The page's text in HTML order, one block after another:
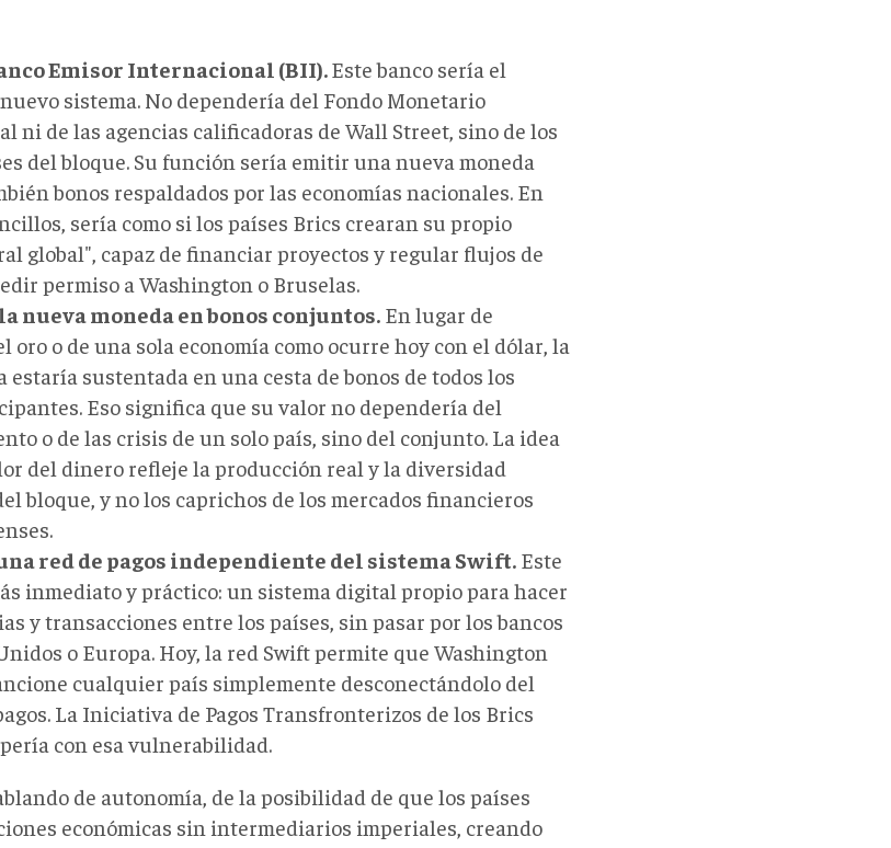
Emisor Internacional (BII).Este banco sería el
sistema. No dependería del Fondo Monetario
ni de las agencias calificadoras de Wall Street, sino de los
del bloque. Su función sería emitir una nueva moneda
bonos respaldados por las economías nacionales. En
sería como si los países Brics crearan su propio
global", capaz de financiar proyectos y regular flujos de
permiso a Washington o Bruselas.
nueva moneda en bonos conjuntos. En lugar de
oro o de una sola economía como ocurre hoy con el dólar, la
estaría sustentada en una cesta de bonos de todos los
Eso significa que su valor no dependería del
o de las crisis de un solo país, sino del conjunto. La idea
del dinero refleje la producción real y la diversidad
bloque, y no los caprichos de los mercados financieros
red de pagos independiente del sistema Swift. Este
inmediato y práctico: un sistema digital propio para hacer
y transacciones entre los países, sin pasar por los bancos
o Europa. Hoy, la red Swift permite que Washington
cualquier país simplemente desconectándolo del
La Iniciativa de Pagos Transfronterizos de los Brics
con esa vulnerabilidad.
de autonomía, de la posibilidad de que los países
económicas sin intermediarios imperiales, creando